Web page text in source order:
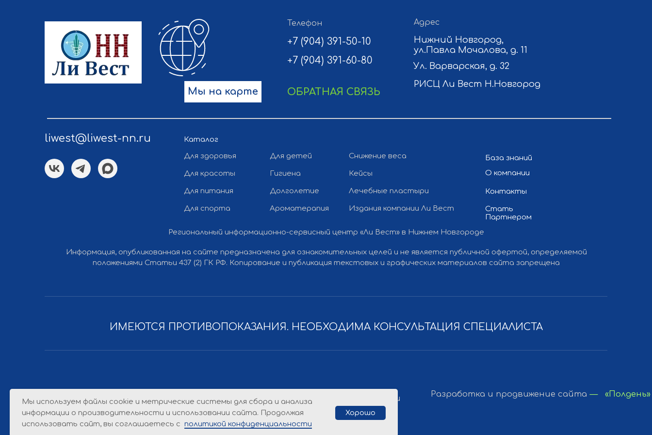
liwest@liwest-nn.ru
Телефон
+7 (904) 391-50-10
+7 (904) 391-60-80
ОБРАТНАЯ СВЯЗЬ
База знаний
О компании
Контакты
Стать
Партнером
Региональный информационно-сервисный центр «Ли Вест» в Нижнем Новгороде
Информация, опубликованная на сайте предназначена для ознакомительных целей и не является публичной офертой, определяемой
положениями Статьи 437 (2) ГК РФ. Копирование и публикация текстовых и графических материалов сайта запрещена
Снижение веса
Кейсы
Лечебные пластыри
Издания компании Ли Вест
Для детей
Гигиена
Долголетие
Ароматерапия
Каталог
Для здоровья
Для красоты
Для питания
Для спорта
Мы на карте
Адрес
Ул. Варварская, д. 32
Нижний Новгород,
ул.Павла Мочалова, д. 11
РИСЦ Ли Вест Н.Новгород
ИМЕЮТСЯ ПРОТИВОПОКАЗАНИЯ. НЕОБХОДИМА КОНСУЛЬТАЦИЯ СПЕЦИАЛИСТА
Все права защищены © 2012-2026 Ли Вест НН Политика конфиденциальности — «Полдень»
Разработка и продвижение сайта
Мы используем файлы cookie и метрические системы для сбора и анализа
информации о производительности и использовании сайта. Продолжая
использовать сайт, вы соглашаетесь с политикой конфиденциальности
Хорошо